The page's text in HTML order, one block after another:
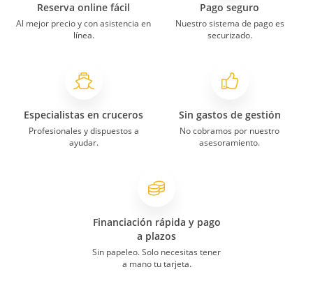
Reserva online fácil
Al mejor precio y con asistencia en
línea.
Pago seguro
Nuestro sistema de pago es
securizado.
Especialistas en cruceros
Profesionales y dispuestos a
ayudar.
Sin gastos de gestión
No cobramos por nuestro
asesoramiento.
Financiación rápida y pago
a plazos
Sin papeleo. Solo necesitas tener
a mano tu tarjeta.